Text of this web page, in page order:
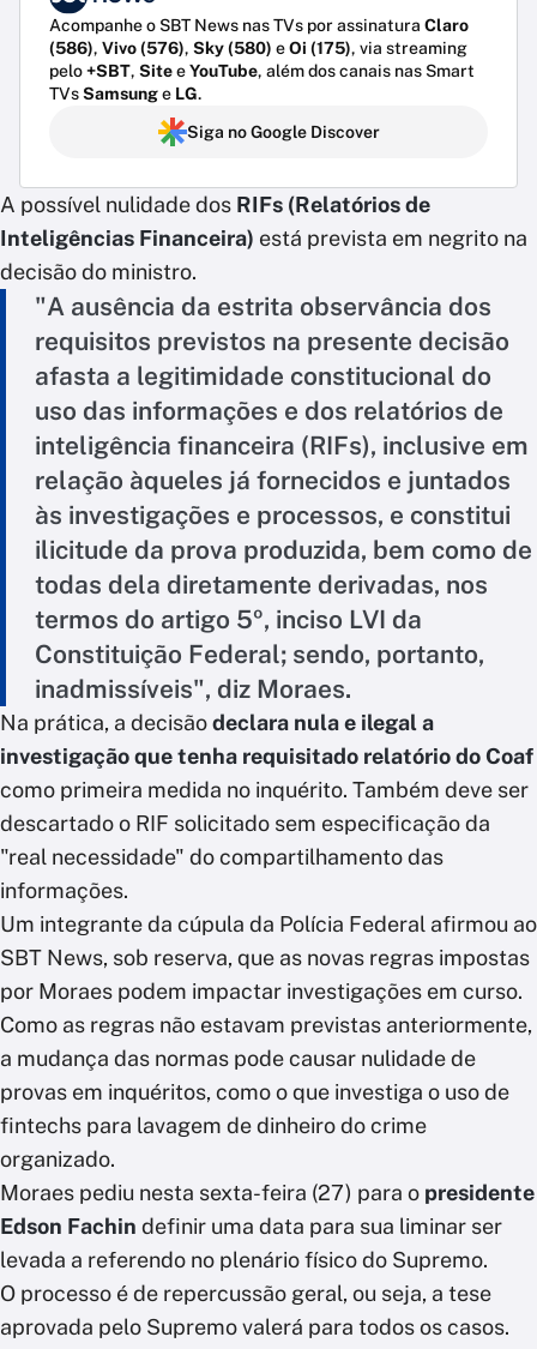
Acompanhe o SBT News nas TVs por assinatura Claro
(586), Vivo (576), Sky (580) eOi (175), via streaming
pelo+SBT, SiteeYouTube, além dos canais nas Smart
TVsSamsunge LG.
Siga no Google Discover
A possível nulidade dos RIFs (Relatórios de
Inteligências Financeira) está prevista em negrito na
decisão do ministro.
"A ausência da estrita observância dos
requisitos previstos na presente decisão
afasta a legitimidade constitucional do
uso das informações e dos relatórios de
inteligência financeira (RIFs), inclusive em
relação àqueles já fornecidos e juntados
às investigações e processos, e constitui
ilicitude da prova produzida, bem como de
todas dela diretamente derivadas, nos
termos do artigo 5º, inciso LVI da
Constituição Federal; sendo, portanto,
inadmissíveis", diz Moraes.
Na prática, a decisãodeclara nula e ilegal a
investigação que tenha requisitado relatório do Coaf
como primeira medida no inquérito. Também deve ser
descartado o RIF solicitado sem especificação da
"real necessidade" do compartilhamento das
informações.
Um integrante da cúpula da Polícia Federal afirmou ao
SBT News, sob reserva, que as novas regras impostas
por Moraes podem impactar investigações em curso.
Como as regras não estavam previstas anteriormente,
a mudança das normas pode causar nulidade de
provas em inquéritos, como o que investiga o uso de
fintechs para lavagem de dinheiro do crime
organizado.
Moraes pediu nesta sexta-feira (27) para o presidente
Edson Fachin definir uma data para sua liminar ser
levada a referendo no plenário físico do Supremo.
O processo é de repercussão geral, ou seja, a tese
aprovada pelo Supremo valerá para todos os casos.